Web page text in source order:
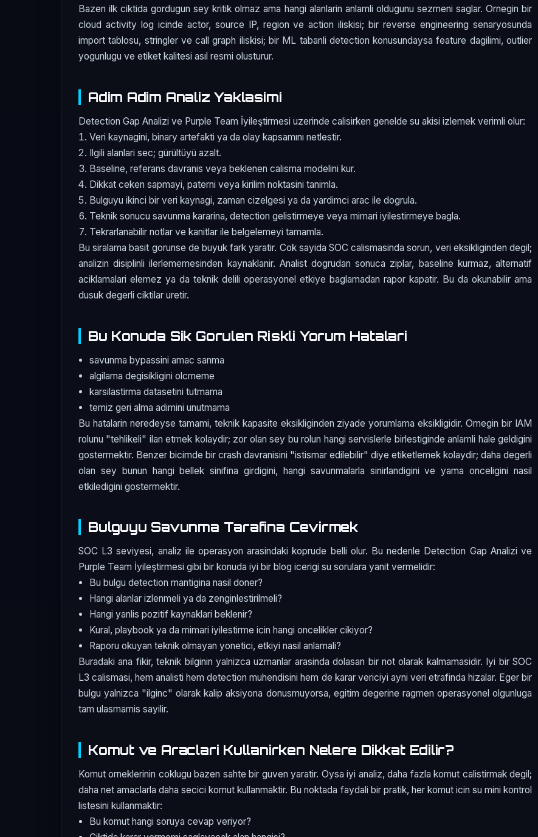
Bazen ilk ciktida gordugun sey kritik olmaz ama hangi alanlarin anlamli oldugunu sezmeni saglar. Ornegin bir
cloud activity log icinde actor, source IP, region ve action iliskisi; bir reverse engineering senaryosunda
import tablosu, stringler ve call graph iliskisi; bir ML tabanli detection konusundaysa feature dagilimi, outlier
yogunlugu ve etiket kalitesi asıl resmi olusturur.
Adim Adim Analiz Yaklasimi
Detection Gap Analizi ve Purple Team İyileştirmesi uzerinde calisirken genelde su akisi izlemek verimli olur:
Veri kaynagini, binary artefakti ya da olay kapsamını netlestir.
Ilgili alanlari sec; gürültüyü azalt.
Baseline, referans davranis veya beklenen calisma modelini kur.
Dikkat ceken sapmayi, paterni veya kirilim noktasini tanimla.
Bulguyu ikinci bir veri kaynagi, zaman cizelgesi ya da yardimci arac ile dogrula.
Teknik sonucu savunma kararina, detection gelistirmeye veya mimari iyilestirmeye bagla.
Tekrarlanabilir notlar ve kanitlar ile belgelemeyi tamamla.
Bu siralama basit gorunse de buyuk fark yaratir. Cok sayida SOC calismasinda sorun, veri eksikliginden degil;
analizin disiplinli ilerlememesinden kaynaklanir. Analist dogrudan sonuca ziplar, baseline kurmaz, alternatif
aciklamalari elemez ya da teknik delili operasyonel etkiye baglamadan rapor kapatir. Bu da okunabilir ama
dusuk degerli ciktilar uretir.
Bu Konuda Sik Gorulen Riskli Yorum Hatalari
savunma bypassini amac sanma
algilama degisikligini olcmeme
karsilastirma datasetini tutmama
temiz geri alma adimini unutmama
Bu hatalarin neredeyse tamami, teknik kapasite eksikliginden ziyade yorumlama eksikligidir. Ornegin bir IAM
rolunu "tehlikeli" ilan etmek kolaydir; zor olan sey bu rolun hangi servislerle birlestiginde anlamli hale geldigini
gostermektir. Benzer bicimde bir crash davranisini "istismar edilebilir" diye etiketlemek kolaydir; daha degerli
olan sey bunun hangi bellek sinifina girdigini, hangi savunmalarla sinirlandigini ve yama onceligini nasil
etkiledigini gostermektir.
Bulguyu Savunma Tarafina Cevirmek
SOC L3 seviyesi, analiz ile operasyon arasindaki koprude belli olur. Bu nedenle Detection Gap Analizi ve
Purple Team İyileştirmesi gibi bir konuda iyi bir blog icerigi su sorulara yanit vermelidir:
Bu bulgu detection mantigina nasil doner?
Hangi alanlar izlenmeli ya da zenginlestirilmeli?
Hangi yanlis pozitif kaynaklari beklenir?
Kural, playbook ya da mimari iyilestirme icin hangi oncelikler cikiyor?
Raporu okuyan teknik olmayan yonetici, etkiyi nasil anlamali?
Buradaki ana fikir, teknik bilginin yalnizca uzmanlar arasinda dolasan bir not olarak kalmamasidir. Iyi bir SOC
L3 calismasi, hem analisti hem detection muhendisini hem de karar vericiyi ayni veri etrafinda hizalar. Eger bir
bulgu yalnizca "ilginc" olarak kalip aksiyona donusmuyorsa, egitim degerine ragmen operasyonel olgunluga
tam ulasmamis sayilir.
Komut ve Araclari Kullanirken Nelere Dikkat Edilir?
Komut orneklerinin coklugu bazen sahte bir guven yaratir. Oysa iyi analiz, daha fazla komut calistirmak degil;
daha net amaclarla daha secici komut kullanmaktir. Bu noktada faydali bir pratik, her komut icin su mini kontrol
listesini kullanmaktir:
Bu komut hangi soruya cevap veriyor?